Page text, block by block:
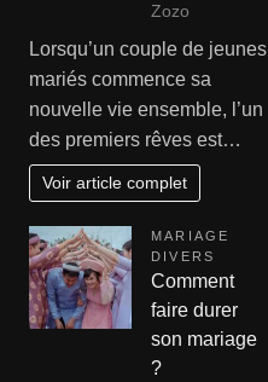
Zozo
Lorsqu’un couple de jeunes
mariés commence sa
nouvelle vie ensemble, l’un
des premiers rêves est…
Voir article complet
MARIAGE
DIVERS
Comment
faire durer
son mariage
?